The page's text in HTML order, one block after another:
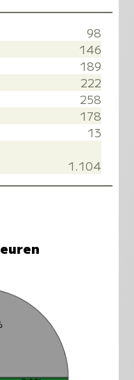
98
146
189
222
258
178
13
1.104